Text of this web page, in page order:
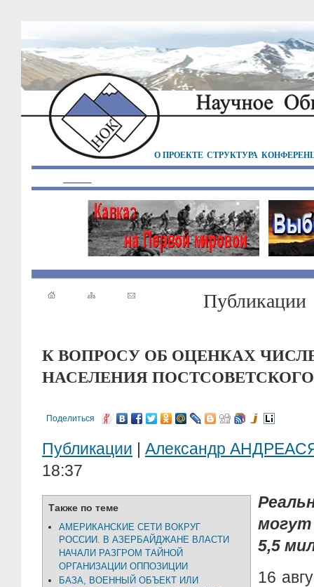
О ПРОЕКТЕ СТРУКТУРА
Публикации
К ВОПРОСУ ОБ ОЦЕНКАХ
НАСЕЛЕНИЯ
Поделиться
Публикации | Александр
18:37
Также по теме
АМЕРИКАНСКИЕ СЕТИ ВОКРУГ
РОССИИ. В АЗЕРБАЙДЖАНЕ ВЛАСТИ
НАЧАЛИ РАЗГРОМ ТАЙНОЙ
ОРГАНИЗАЦИИ ОППОЗИЦИИ
БАЗА, ВОЕННЫЙ ОБЪЕКТ ИЛИ
5,5
16